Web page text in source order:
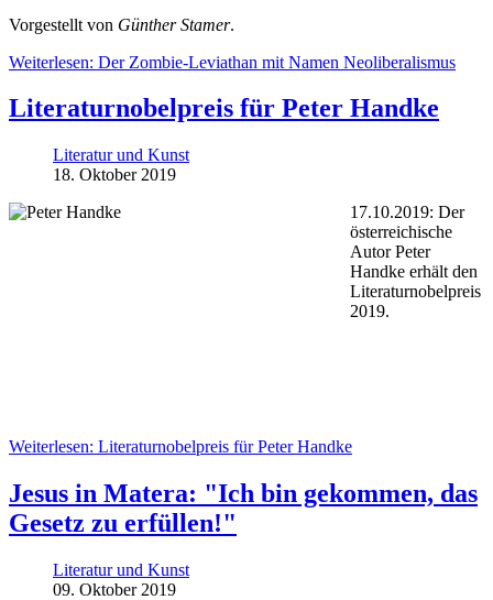
Vorgestellt von Günther Stamer.
Weiterlesen: Der Zombie-Leviathan mit Namen Neoliberalismus
Literaturnobelpreis für Peter Handke
Literatur und Kunst
18. Oktober 2019
17.10.2019: Der
österreichische
Autor Peter
Handke erhält den
Literaturnobelpreis
2019.
Weiterlesen: Literaturnobelpreis für Peter Handke
Jesus in Matera: "Ich bin gekommen, das
Gesetz zu erfüllen!"
Literatur und Kunst
09. Oktober 2019